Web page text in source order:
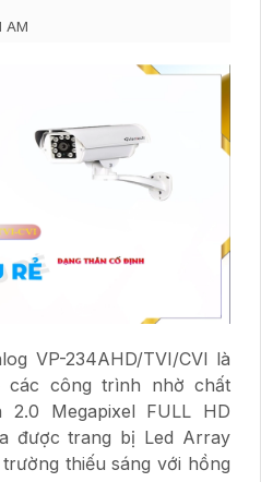
AM
VP-234AHD/TVI/CVI là
công trình nhờ chất
Megapixel FULL HD
được trang bị Led Array
thiếu sáng với hồng